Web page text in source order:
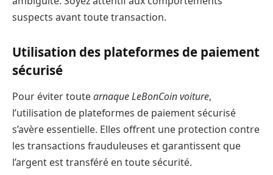
suspects avant toute transaction.
Utilisation des plateformes de paiement
sécurisé
Pour éviter toutearnaque LeBonCoin voiture,
l’utilisation de plateformes de paiement sécurisé
s’avère essentielle. Elles offrent une protection contre
les transactions frauduleuses et garantissent que
l’argent est transféré en toute sécurité.